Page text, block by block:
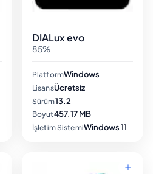
DIALux evo
85%
PlatformWindows
LisansÜcretsiz
Sürüm13.2
Boyut457.17 MB
İşletim SistemiWindows 11